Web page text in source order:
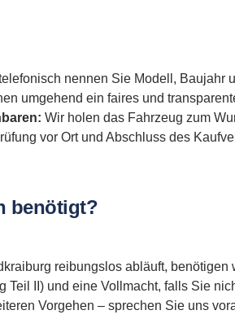
nennen Sie Modell, Baujahr
umgehend ein faires und
Wir holen das Fahrzeug zum
vor Ort und Abschluss des
benötigt?
reibungslos abläuft,
Teil II) und eine Vollmacht, falls Sie
Vorgehen – sprechen Sie uns